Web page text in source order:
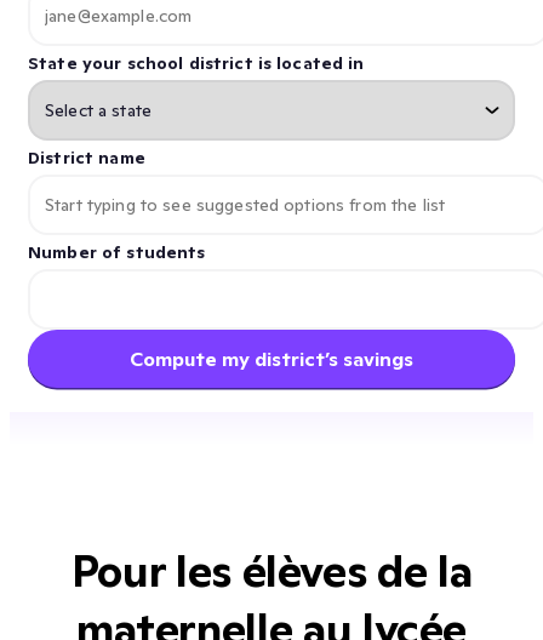
State your school district is located in
District name
Number of students
Compute my district’s savings
Pour les élèves de la